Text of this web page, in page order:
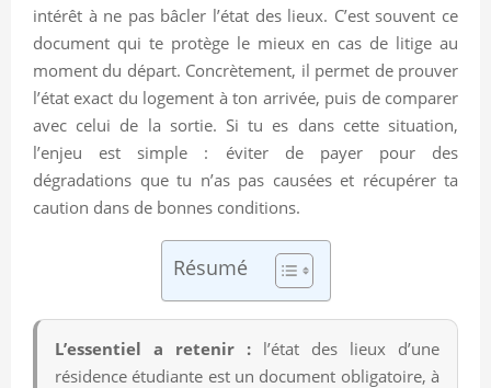
intérêt à ne pas bâcler l’état des lieux. C’est souvent ce
document qui te protège le mieux en cas de litige au
moment du départ. Concrètement, il permet de prouver
l’état exact du logement à ton arrivée, puis de comparer
avec celui de la sortie. Si tu es dans cette situation,
l’enjeu est simple : éviter de payer pour des
dégradations que tu n’as pas causées et récupérer ta
caution dans de bonnes conditions.
Résumé
L’essentiel a retenir : l’état des lieux d’une
résidence étudiante est un document obligatoire, à